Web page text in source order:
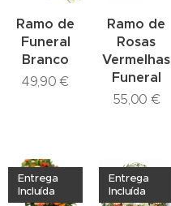
Ramo de
Funeral
Branco
49,90 €
Ramo de
Rosas
Vermelhas
Funeral
55,00 €
Entrega
Incluída
Entrega
Incluída